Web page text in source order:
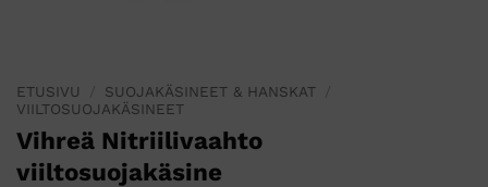
ETUSIVU SUOJAKÄSINEET & HANSKAT
VIILTOSUOJAKÄSINEET
Vihreä Nitriilivaahto
viiltosuojakäsine